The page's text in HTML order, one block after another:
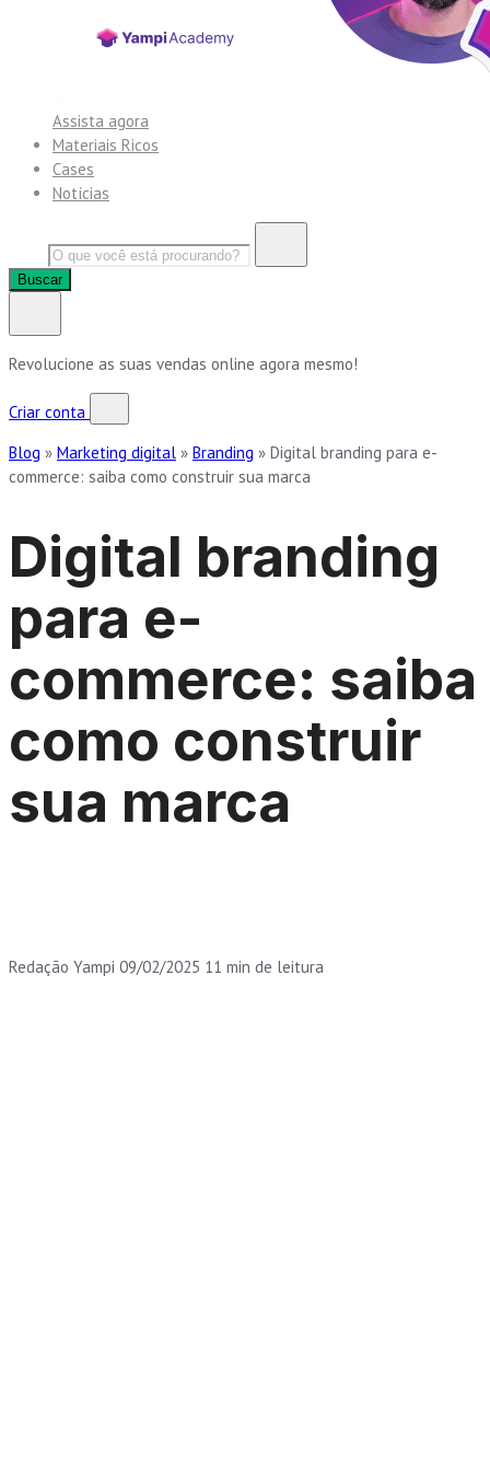
Assista agora
Materiais Ricos
Cases
Notícias
Buscar
Revolucione as suas vendas online agora mesmo!
Criar conta
Blog » Marketing digital » Branding » Digital branding para e-
commerce: saiba como construir sua marca
Digital branding
para e-
commerce: saiba
como construir
sua marca
Redação Yampi 09/02/2025 11 min de leitura